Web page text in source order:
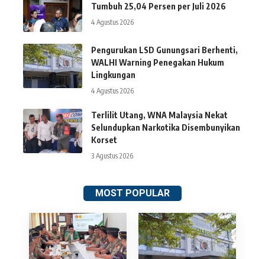
Tumbuh 25,04 Persen per Juli 2026
4 Agustus 2026
Pengurukan LSD Gunungsari Berhenti,
WALHI Warning Penegakan Hukum
Lingkungan
4 Agustus 2026
Terlilit Utang, WNA Malaysia Nekat
Selundupkan Narkotika Disembunyikan
Korset
3 Agustus 2026
MOST POPULAR